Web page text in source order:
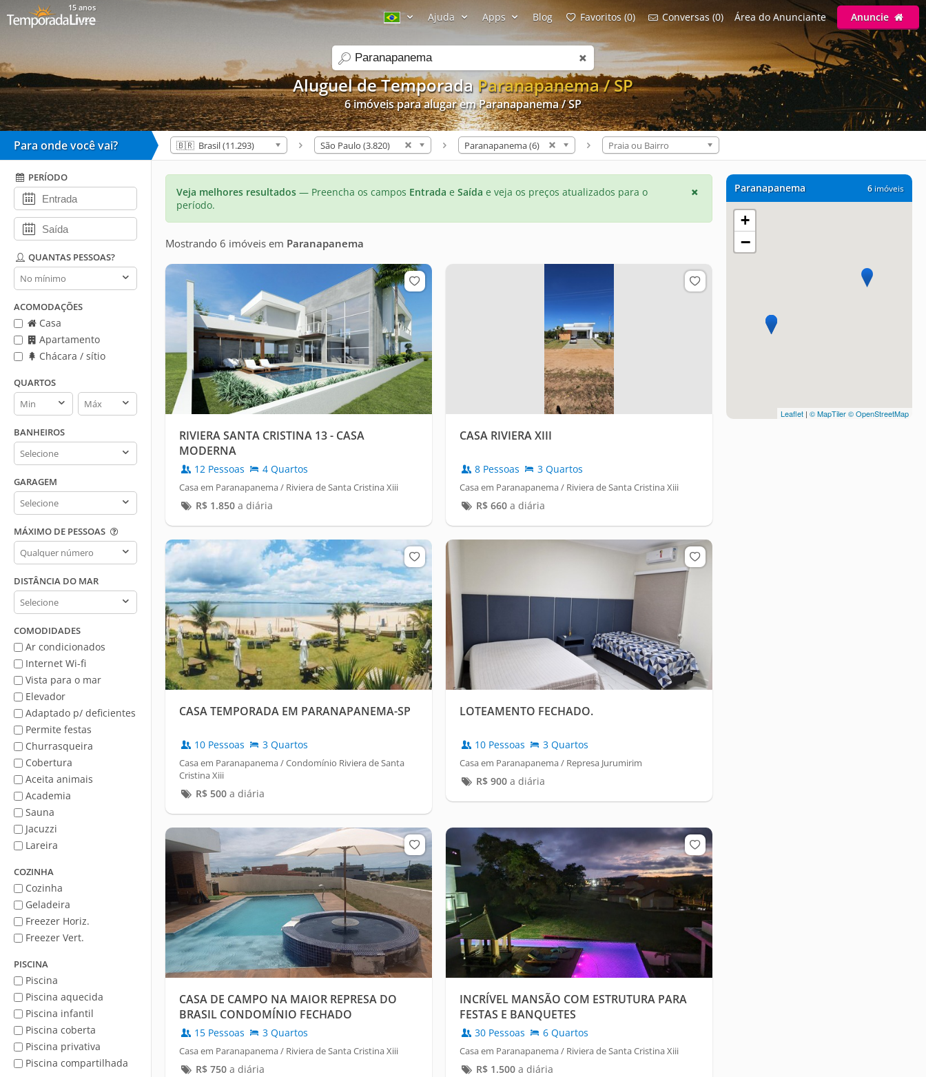
Aluguel de TemporadaParanapanema / SP
6 imóveis para alugar em Paranapanema / SP
search
15 anos
Ajuda Apps Blog Favoritos (0) Conversas (0) Área do Anunciante Anuncie
Para onde você vai? 🇧🇷 Brasil (11.293) São Paulo (3.820) Paranapanema (6) Praia ou Bairro
PERÍODO
QUANTAS PESSOAS?
Quantas
pessoas?
ACOMODAÇÕES
Casa
Apartamento
Chácara / sítio
QUARTOS
Quartos
min
Quartos
max
BANHEIROS
Banheiros
GARAGEM
Garagem
MÁXIMO DE PESSOAS
Máximo
de
pessoas
DISTÂNCIA DO MAR
Distância
do
Mar
COMODIDADES
Ar condicionados
Internet Wi-fi
Vista para o mar
Elevador
Adaptado p/ deficientes
Permite festas
Churrasqueira
Cobertura
Aceita animais
Academia
Sauna
Jacuzzi
Lareira
COZINHA
Cozinha
Geladeira
Freezer Horiz.
Freezer Vert.
PISCINA
Piscina
Piscina aquecida
Piscina infantil
Piscina coberta
Piscina privativa
Piscina compartilhada
6imóveis
Paranapanema
+
−
Leaflet | © MapTiler© OpenStreetMap
Veja melhores resultados — Preencha os campos Entrada e Saída e veja os preços atualizados para o
período.
Mostrando 6 imóveis em Paranapanema
RIVIERA SANTA CRISTINA 13 - CASA
MODERNA
12 Pessoas 4 Quartos
Casa em Paranapanema / Riviera de Santa Cristina Xiii
R$ 1.850a diária
CASA RIVIERA XIII
8 Pessoas 3 Quartos
Casa em Paranapanema / Riviera de Santa Cristina Xiii
R$ 660a diária
CASA TEMPORADA EM PARANAPANEMA-SP
10 Pessoas 3 Quartos
Casa em Paranapanema / Condomínio Riviera de Santa
Cristina Xiii
R$ 500a diária
LOTEAMENTO FECHADO.
10 Pessoas 3 Quartos
Casa em Paranapanema / Represa Jurumirim
R$ 900a diária
CASA DE CAMPO NA MAIOR REPRESA DO
BRASIL CONDOMÍNIO FECHADO
15 Pessoas 3 Quartos
Casa em Paranapanema / Riviera de Santa Cristina Xiii
R$ 750a diária
INCRÍVEL MANSÃO COM ESTRUTURA PARA
FESTAS E BANQUETES
30 Pessoas 6 Quartos
Casa em Paranapanema / Riviera de Santa Cristina Xiii
R$ 1.500a diária